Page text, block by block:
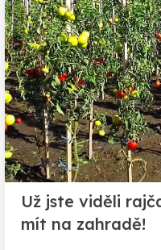
Už jste viděli
mít na zahradě!